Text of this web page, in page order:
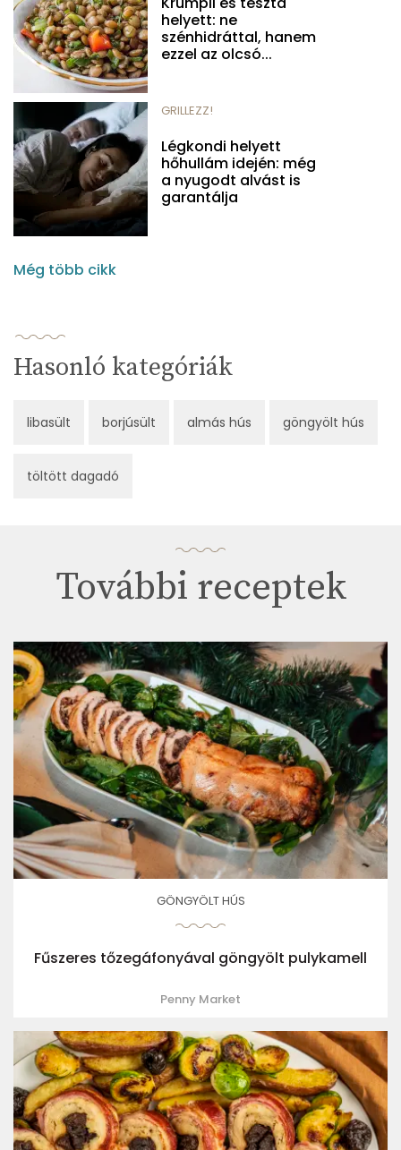
helyett: ne
szénhidráttal, hanem
ezzel az olcsó...
GRILLEZZ!
Légkondi helyett
hőhullám idején: még
a nyugodt alvást is
garantálja
Még több cikk
Hasonló kategóriák
libasült borjúsült almás hús göngyölt hús
töltött dagadó
További receptek
GÖNGYÖLT HÚS
Fűszeres tőzegáfonyával göngyölt pulykamell
Penny Market